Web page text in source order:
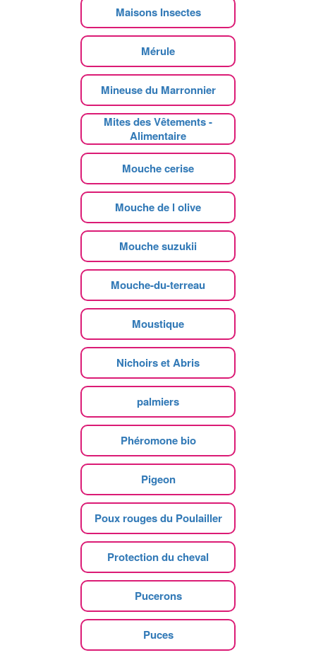
Maisons Insectes
Mérule
Mineuse du Marronnier
Mites des Vêtements -
Alimentaire
Mouche cerise
Mouche de l olive
Mouche suzukii
Mouche-du-terreau
Moustique
Nichoirs et Abris
palmiers
Phéromone bio
Pigeon
Poux rouges du Poulailler
Protection du cheval
Pucerons
Puces